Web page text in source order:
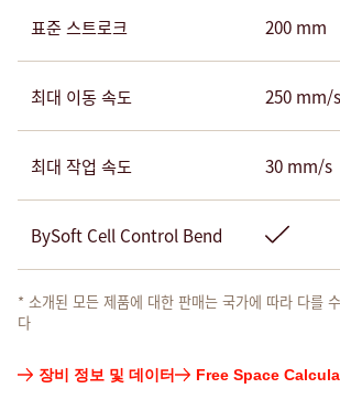
표준 스트로크 200 mm
최대 이동 속도 250 mm/s
최대 작업 속도 30 mm/s
BySoft Cell Control Bend
* 소개된 모든 제품에 대한 판매는 국가에 따라 다를
다
장비 정보 및 데이터 Free Space